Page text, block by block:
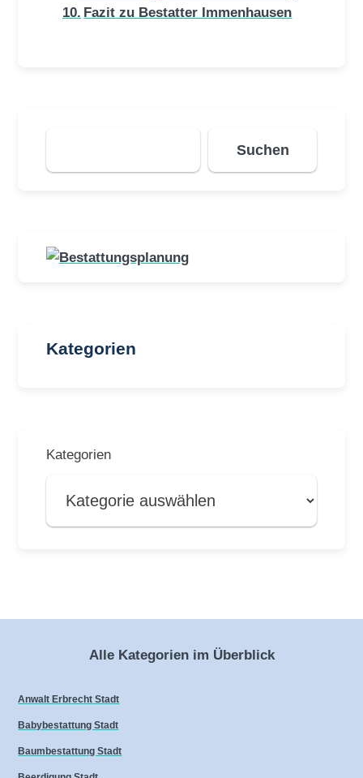
Fazit zu Bestatter Immenhausen
Suchen
Suchen
Kategorien
Kategorien
Alle Kategorien im Überblick
Anwalt Erbrecht Stadt
Babybestattung Stadt
Baumbestattung Stadt